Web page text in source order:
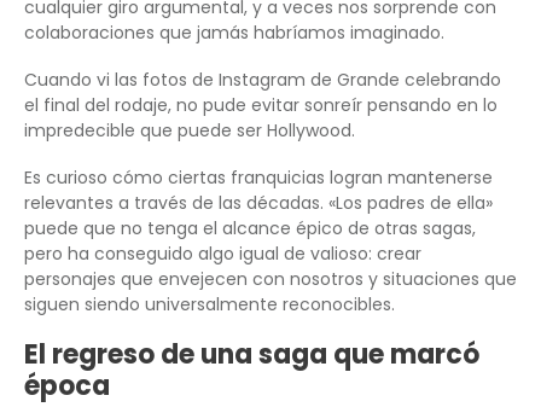
cualquier giro argumental, y a veces nos sorprende con
colaboraciones que jamás habríamos imaginado.
Cuando vi las fotos de Instagram de Grande celebrando
el final del rodaje, no pude evitar sonreír pensando en lo
impredecible que puede ser Hollywood.
Es curioso cómo ciertas franquicias logran mantenerse
relevantes a través de las décadas. «Los padres de ella»
puede que no tenga el alcance épico de otras sagas,
pero ha conseguido algo igual de valioso: crear
personajes que envejecen con nosotros y situaciones que
siguen siendo universalmente reconocibles.
El regreso de una saga que marcó
época